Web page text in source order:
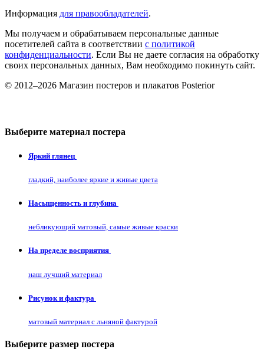
Информация для правообладателей.
Мы получаем и обрабатываем персональные данные
посетителей сайта в соответствии с политикой
конфиденциальности. Если Вы не даете согласия на обработку
своих персональных данных, Вам необходимо покинуть сайт.
© 2012–2026 Магазин постеров и плакатов Posterior
Выберите материал постера
Яркий глянец
гладкий, наиболее яркие и живые цвета
Насыщенность и глубина
небликующий матовый, самые живые краски
На пределе восприятия
наш лучший материал
Рисунок и фактура
матовый материал с льняной фактурой
Выберите размер постера